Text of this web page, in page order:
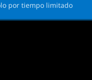
por tiempo limitado